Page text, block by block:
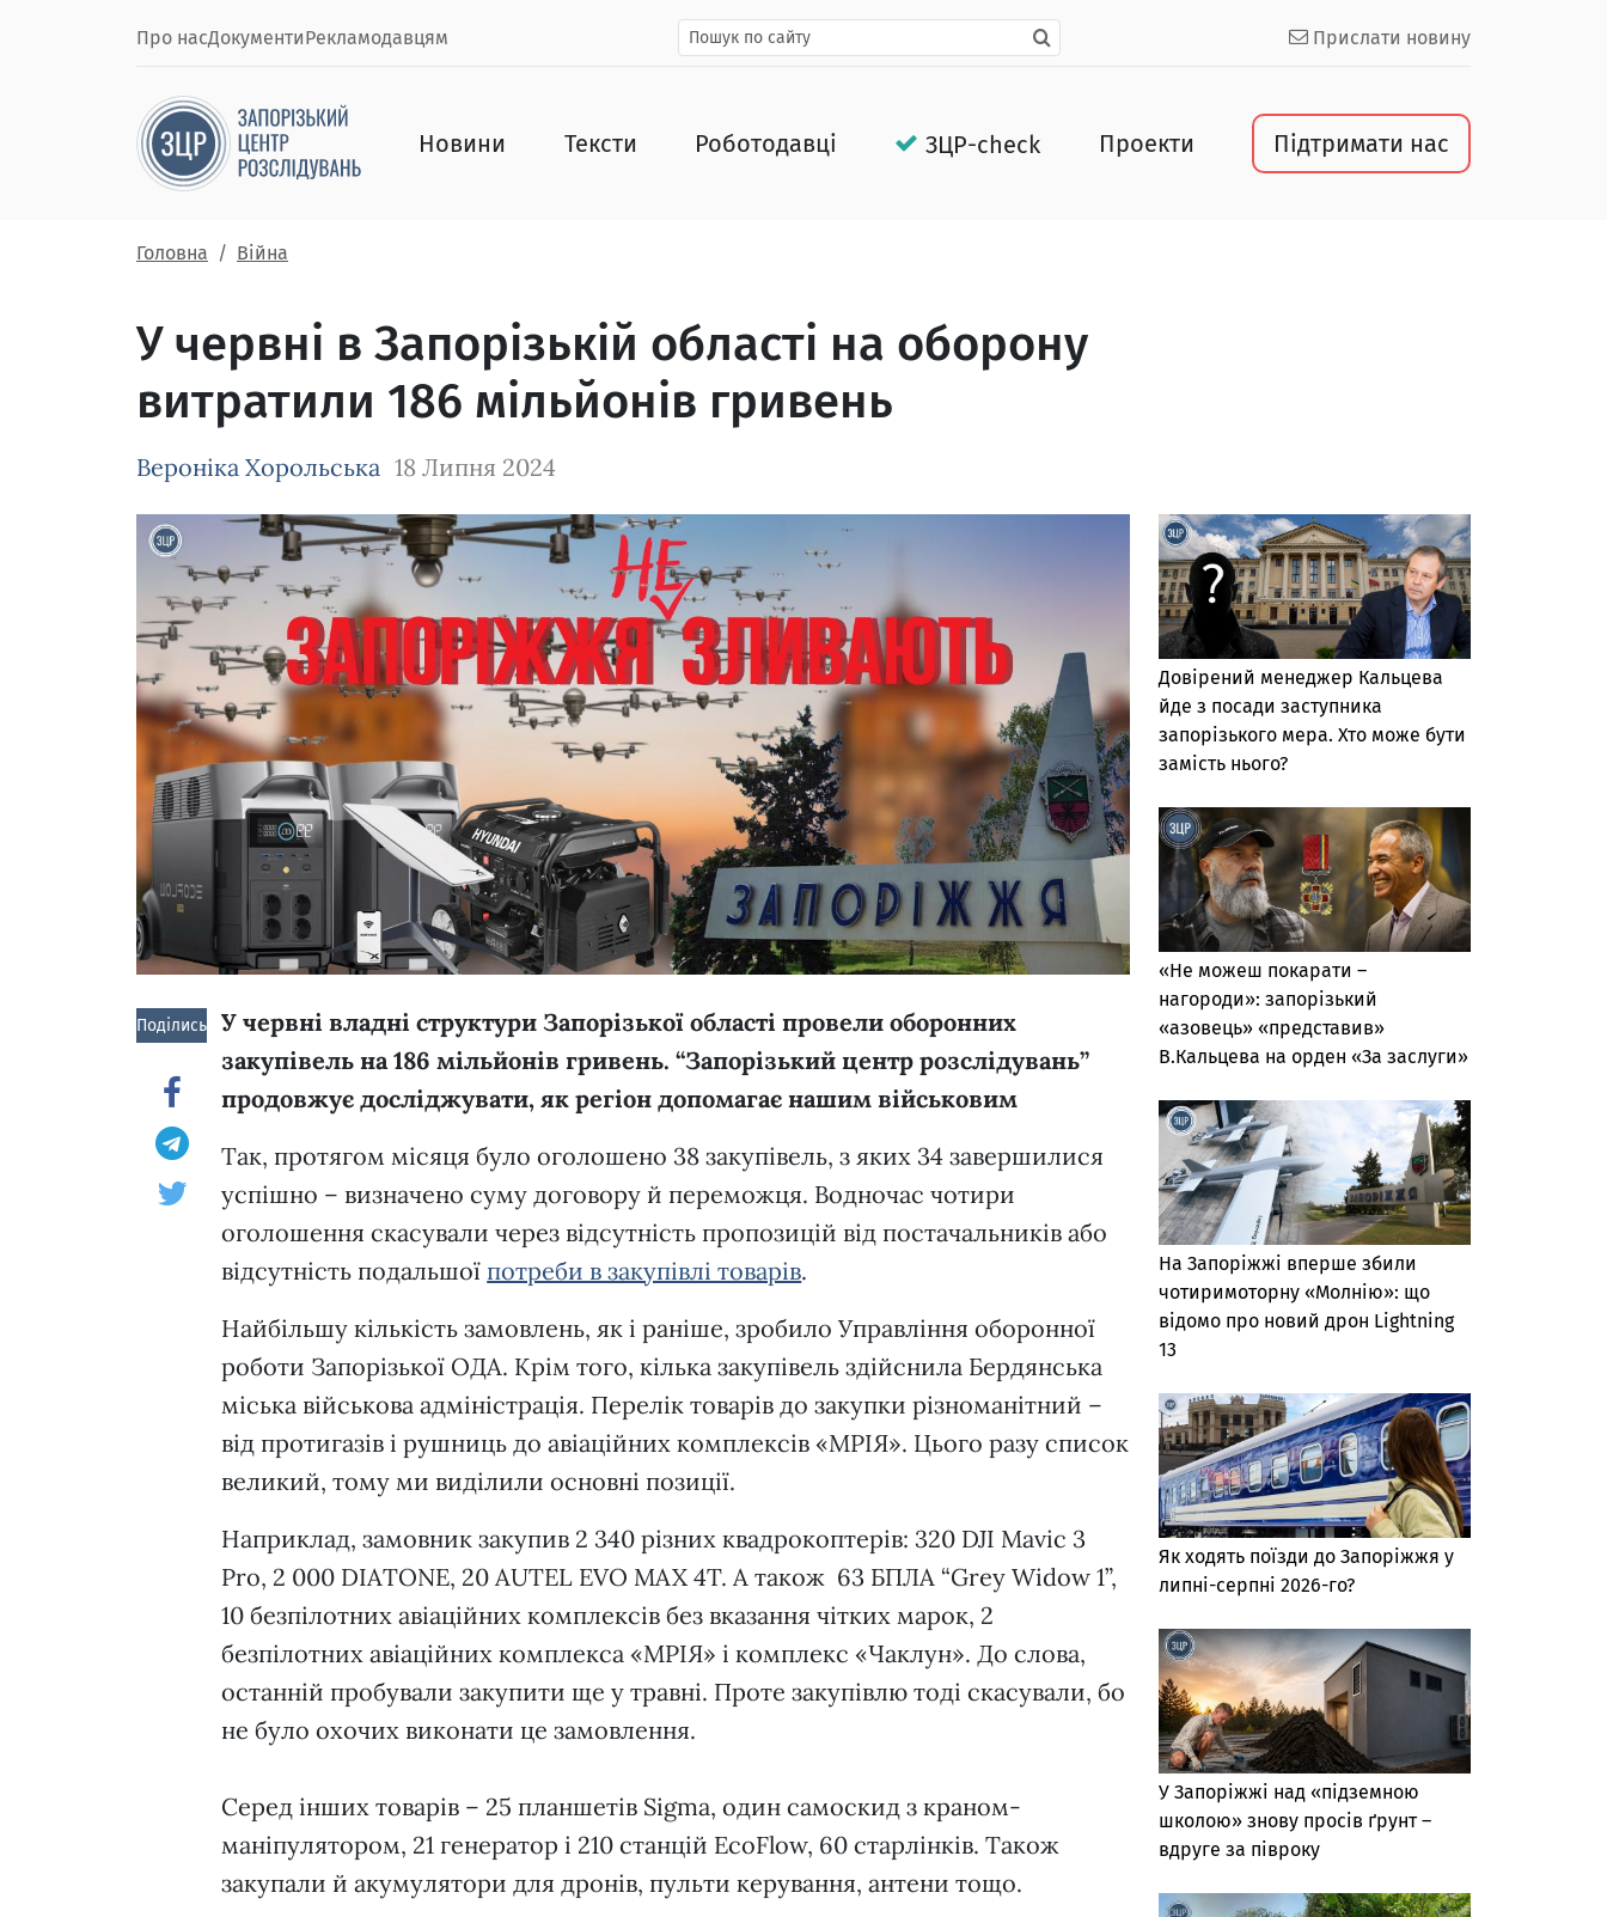
Про насДокументиРекламодавцям Прислати новину
Новини Тексти Роботодавці ЗЦР-check Проекти Підтримати нас
Головна Війна
У червні в Запорізькій області на оборону
витратили 186 мільйонів гривень
Вероніка Хорольська 18 Липня 2024
Зображення завантажується
Поділись!
У червні владні структури Запорізької області провели оборонних
закупівель на 186 мільйонів гривень. “Запорізький центр розслідувань”
продовжує досліджувати, як регіон допомагає нашим військовим
Так, протягом місяця було оголошено 38 закупівель, з яких 34 завершилися
успішно – визначено суму договору й переможця. Водночас чотири
оголошення скасували через відсутність пропозицій від постачальників або
відсутність подальшої потреби в закупівлі товарів.
Найбільшу кількість замовлень, як і раніше, зробило Управління оборонної
роботи Запорізької ОДА. Крім того, кілька закупівель здійснила Бердянська
міська військова адміністрація. Перелік товарів до закупки різноманітний –
від протигазів і рушниць до авіаційних комплексів «МРІЯ». Цього разу список
великий, тому ми виділили основні позиції.
Наприклад, замовник закупив 2 340 різних квадрокоптерів: 320 DJI Mavic 3
Pro, 2 000 DIATONE, 20 AUTEL EVO MAX 4T. А також 63 БПЛА “Grey Widow 1”,
10 безпілотних авіаційних комплексів без вказання чітких марок, 2
безпілотних авіаційних комплекса «МРІЯ» і комплекс «Чаклун». До слова,
останній пробували закупити ще у травні. Проте закупівлю тоді скасували, бо
не було охочих виконати це замовлення.
Серед інших товарів – 25 планшетів Sigma, один самоскид з краном-
маніпулятором, 21 генератор і 210 станцій EcoFlow, 60 старлінків. Також
закупали й акумулятори для дронів, пульти керування, антени тощо.
Довірений менеджер Кальцева
йде з посади заступника
запорізького мера. Хто може бути
замість нього?
«Не можеш покарати –
нагороди»: запорізький
«азовець» «представив»
В.Кальцева на орден «За заслуги»
На Запоріжжі вперше збили
чотиримоторну «Молнію»: що
відомо про новий дрон Lightning
13
Як ходять поїзди до Запоріжжя у
липні-серпні 2026-го?
У Запоріжжі над «підземною
школою» знову просів ґрунт –
вдруге за півроку